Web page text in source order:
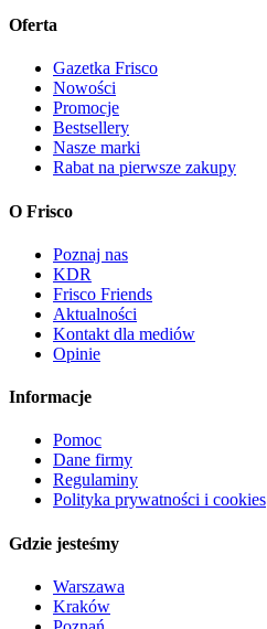
Oferta
Gazetka Frisco
Nowości
Promocje
Bestsellery
Nasze marki
Rabat na pierwsze zakupy
O Frisco
Poznaj nas
KDR
Frisco Friends
Aktualności
Kontakt dla mediów
Opinie
Informacje
Pomoc
Dane firmy
Regulaminy
Polityka prywatności i cookies
Gdzie jesteśmy
Warszawa
Kraków